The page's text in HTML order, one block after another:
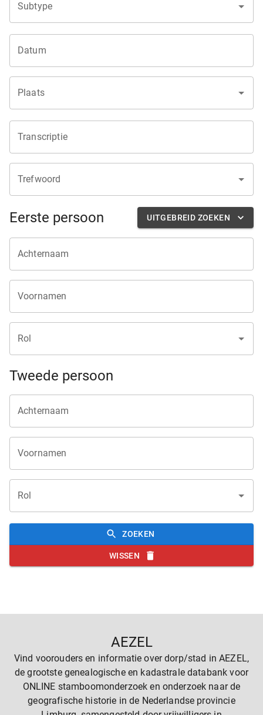
Subtype
Datum
Plaats
Transcriptie
Trefwoord
Eerste persoon UITGEBREID ZOEKEN
Achternaam
Voornamen
Rol
Tweede persoon
Achternaam
Voornamen
Rol
ZOEKEN
WISSEN
AEZEL
Vind voorouders en informatie over dorp/stad in AEZEL,
de grootste genealogische en kadastrale databank voor
ONLINE stamboomonderzoek en onderzoek naar de
geografische historie in de Nederlandse provincie